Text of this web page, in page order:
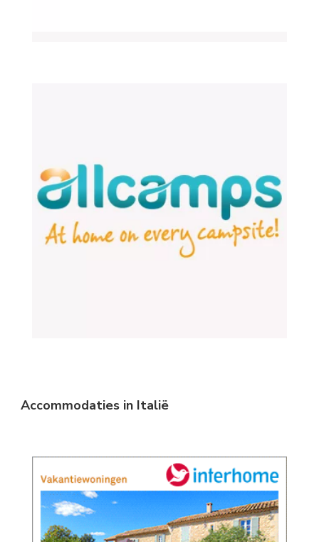
Accommodaties in Italië